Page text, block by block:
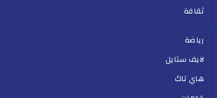
ثقافة
رياضة
لايف ستايل
هاي تاك